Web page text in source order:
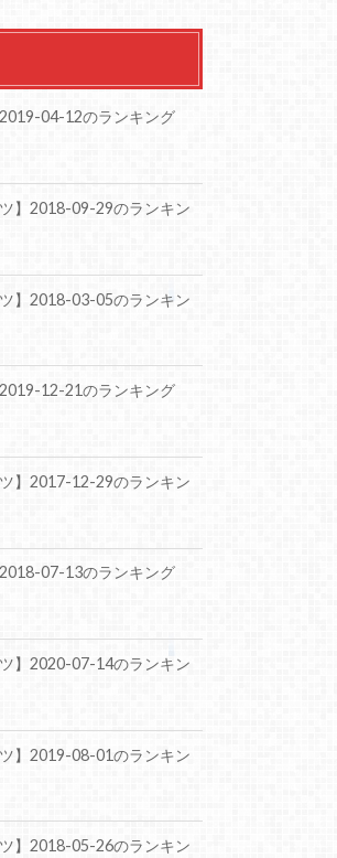
2019-04-12のランキング
ツ】2018-09-29のランキン
ツ】2018-03-05のランキン
2019-12-21のランキング
ツ】2017-12-29のランキン
2018-07-13のランキング
ツ】2020-07-14のランキン
ツ】2019-08-01のランキン
ツ】2018-05-26のランキン